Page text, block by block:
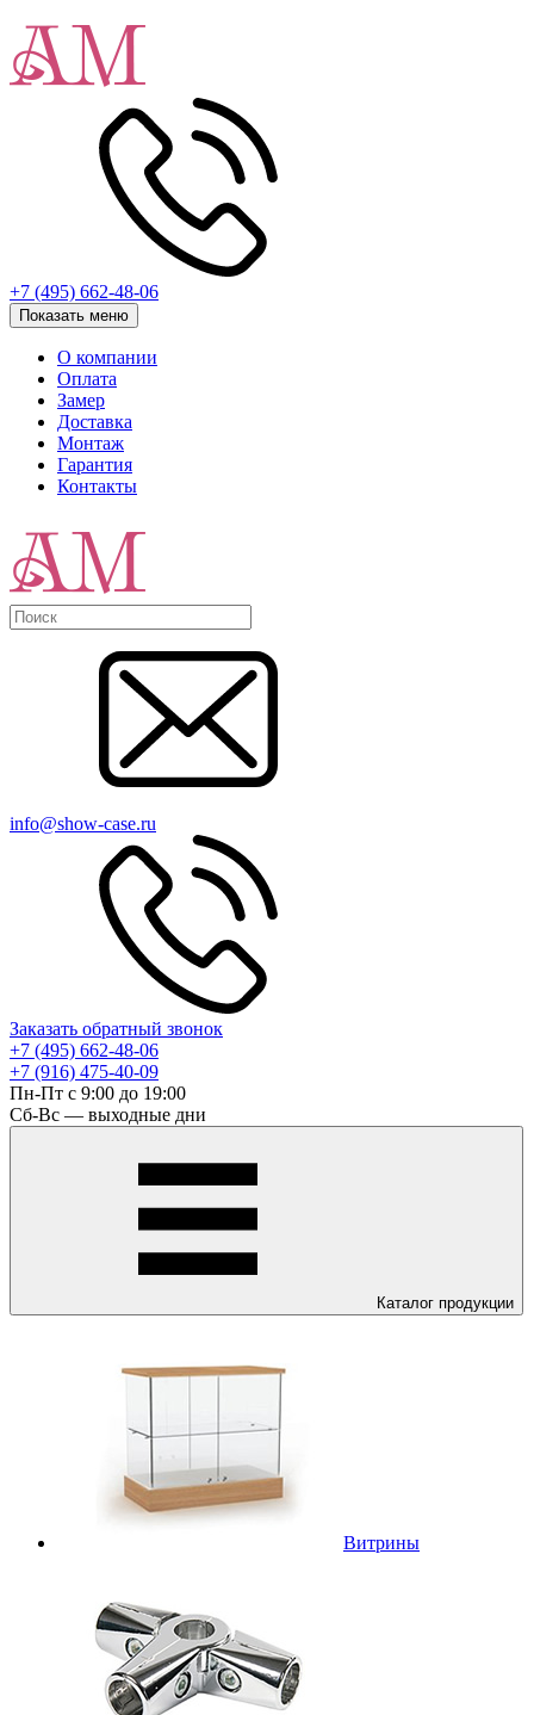
+7 (495) 662-48-06
Показать меню
О компании
Оплата
Замер
Доставка
Монтаж
Гарантия
Контакты
info@show-case.ru
Заказать обратный звонок
+7 (495) 662-48-06
+7 (916) 475-40-09
Пн-Пт с 9:00 до 19:00
Сб-Вс — выходные дни
Каталог продукции
Витрины